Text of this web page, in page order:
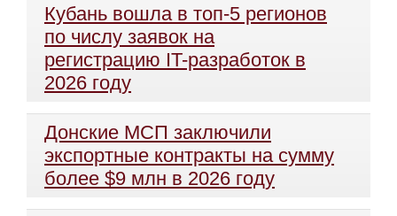
Кубань вошла в топ-5 регионов
по числу заявок на
регистрацию IT-разработок в
2026 году
Донские МСП заключили
экспортные контракты на сумму
более $9 млн в 2026 году